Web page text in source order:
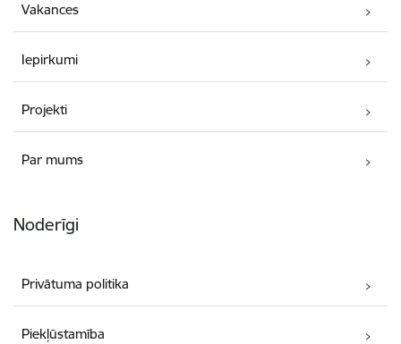
Vakances
Iepirkumi
Projekti
Par mums
Noderīgi
Privātuma politika
Piekļūstamība